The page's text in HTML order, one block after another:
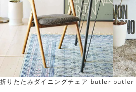
▼ジャガードモスグリーン
モスグリーンのジャガード生地で
です。
折りたたみダイニングチェア butler butler